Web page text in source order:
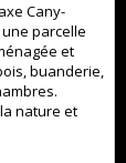
Cany-
parcelle
et
buanderie,
nature et